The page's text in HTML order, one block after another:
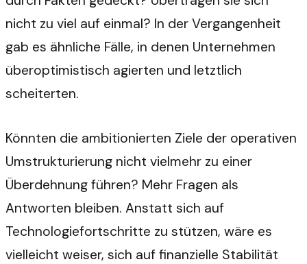
nicht zu viel auf einmal? In der Vergangenheit
gab es ähnliche Fälle, in denen Unternehmen
überoptimistisch agierten und letztlich
scheiterten.
Könnten die ambitionierten Ziele der operativen
Umstrukturierung nicht vielmehr zu einer
Überdehnung führen? Mehr Fragen als
Antworten bleiben. Anstatt sich auf
Technologiefortschritte zu stützen, wäre es
vielleicht weiser, sich auf finanzielle Stabilität